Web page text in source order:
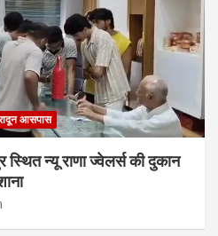
आसपास
स्थित न्यू राणा ज्वेलर्स की दुकान